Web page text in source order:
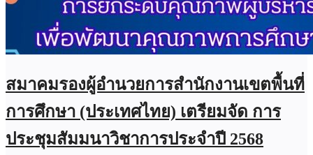
สมาคมรองผู้อำนวยการสำนักงานเขตพื้นที่
การศึกษา (ประเทศไทย) เตรียมจัด การ
ประชุมสัมมนาวิชาการประจำปี 2568